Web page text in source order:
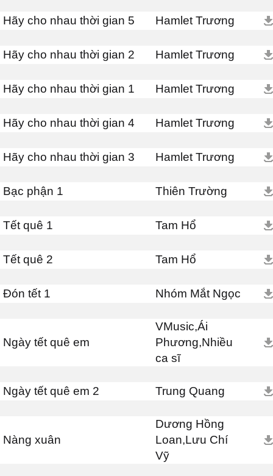
Hãy cho nhau thời gian 5 Hamlet Trương
Hãy cho nhau thời gian 2 Hamlet Trương
Hãy cho nhau thời gian 1 Hamlet Trương
Hãy cho nhau thời gian 4 Hamlet Trương
Hãy cho nhau thời gian 3 Hamlet Trương
Bạc phận 1 Thiên Trường
Tết quê 1 Tam Hổ
Tết quê 2 Tam Hổ
Đón tết 1 Nhóm Mắt Ngọc
Ngày tết quê em
VMusic,Ái
Phương,Nhiều
ca sĩ
Ngày tết quê em 2 Trung Quang
Nàng xuân
Dương Hồng
Loan,Lưu Chí
Vỹ